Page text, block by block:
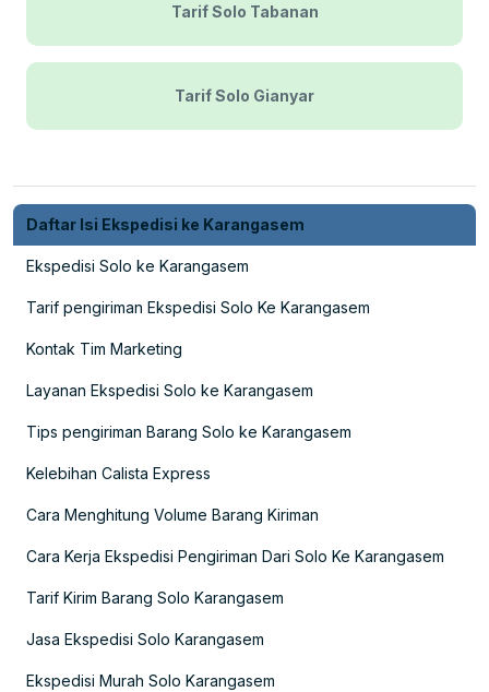
Tarif Solo Tabanan
Tarif Solo Gianyar
Daftar Isi Ekspedisi ke Karangasem
Ekspedisi Solo ke Karangasem
Tarif pengiriman Ekspedisi Solo Ke Karangasem
Kontak Tim Marketing
Layanan Ekspedisi Solo ke Karangasem
Tips pengiriman Barang Solo ke Karangasem
Kelebihan Calista Express
Cara Menghitung Volume Barang Kiriman
Cara Kerja Ekspedisi Pengiriman Dari Solo Ke Karangasem
Tarif Kirim Barang Solo Karangasem
Jasa Ekspedisi Solo Karangasem
Ekspedisi Murah Solo Karangasem